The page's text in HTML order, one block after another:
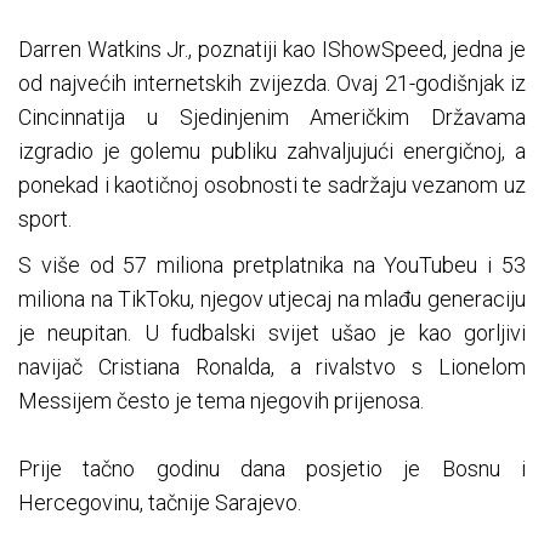
Darren Watkins Jr., poznatiji kao IShowSpeed, jedna je
od najvećih internetskih zvijezda. Ovaj 21-godišnjak iz
Cincinnatija u Sjedinjenim Američkim Državama
izgradio je golemu publiku zahvaljujući energičnoj, a
ponekad i kaotičnoj osobnosti te sadržaju vezanom uz
sport.
S više od 57 miliona pretplatnika na YouTubeu i 53
miliona na TikToku, njegov utjecaj na mlađu generaciju
je neupitan. U fudbalski svijet ušao je kao gorljivi
navijač Cristiana Ronalda, a rivalstvo s Lionelom
Messijem često je tema njegovih prijenosa.
Prije tačno godinu dana posjetio je Bosnu i
Hercegovinu, tačnije Sarajevo.